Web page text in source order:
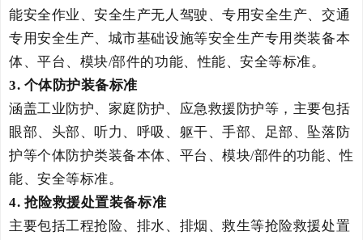
能安全作业、安全生产无人驾驶、专用安全生产、交通
专用安全生产、城市基础设施等安全生产专用类装备本
体、平台、模块/部件的功能、性能、安全等标准。
3. 个体防护装备标准
涵盖工业防护、家庭防护、应急救援防护等，主要包括
眼部、头部、听力、呼吸、躯干、手部、足部、坠落防
护等个体防护类装备本体、平台、模块/部件的功能、性
能、安全等标准。
4. 抢险救援处置装备标准
主要包括工程抢险、排水、排烟、救生等抢险救援处置